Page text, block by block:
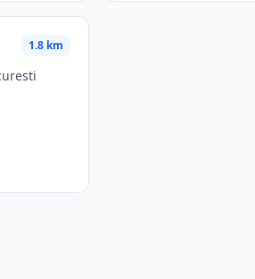
1.8 km